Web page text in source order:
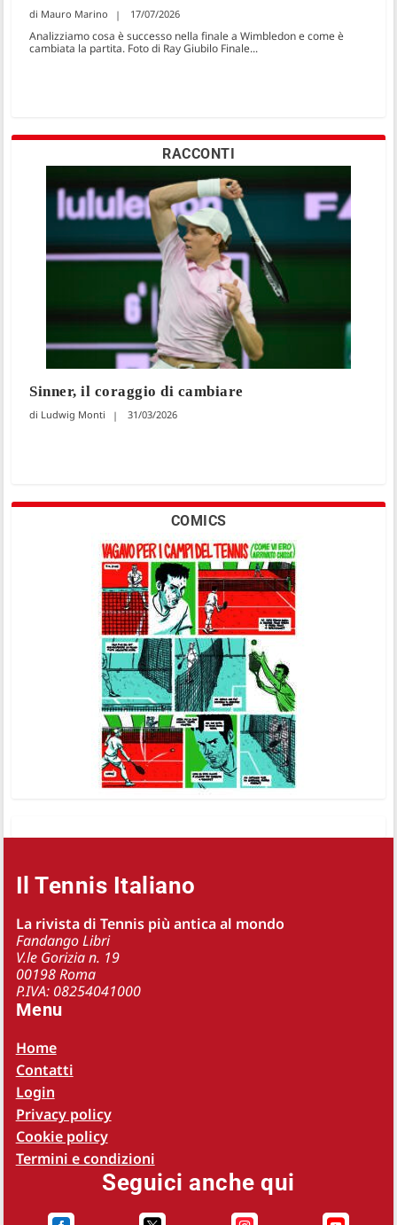
Mauro Marino 17/07/2026
Analizziamo cosa è successo nella finale a Wimbledon e come è
cambiata la partita. Foto di Ray Giubilo Finale...
RACCONTI
Sinner, il coraggio di cambiare
Ludwig Monti 31/03/2026
COMICS
Il Tennis Italiano
La rivista di Tennis più antica al mondo
Fandango Libri
V.le Gorizia n. 19
00198 Roma
P.IVA: 08254041000
Menu
Home
Contatti
Login
Privacy policy
Cookie policy
Termini e condizioni
Seguici anche qui